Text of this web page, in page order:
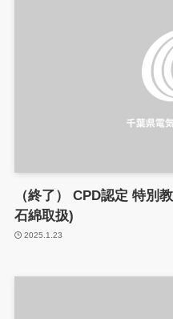
（終了） CPD認定 特別
石綿取扱)
2025.1.23